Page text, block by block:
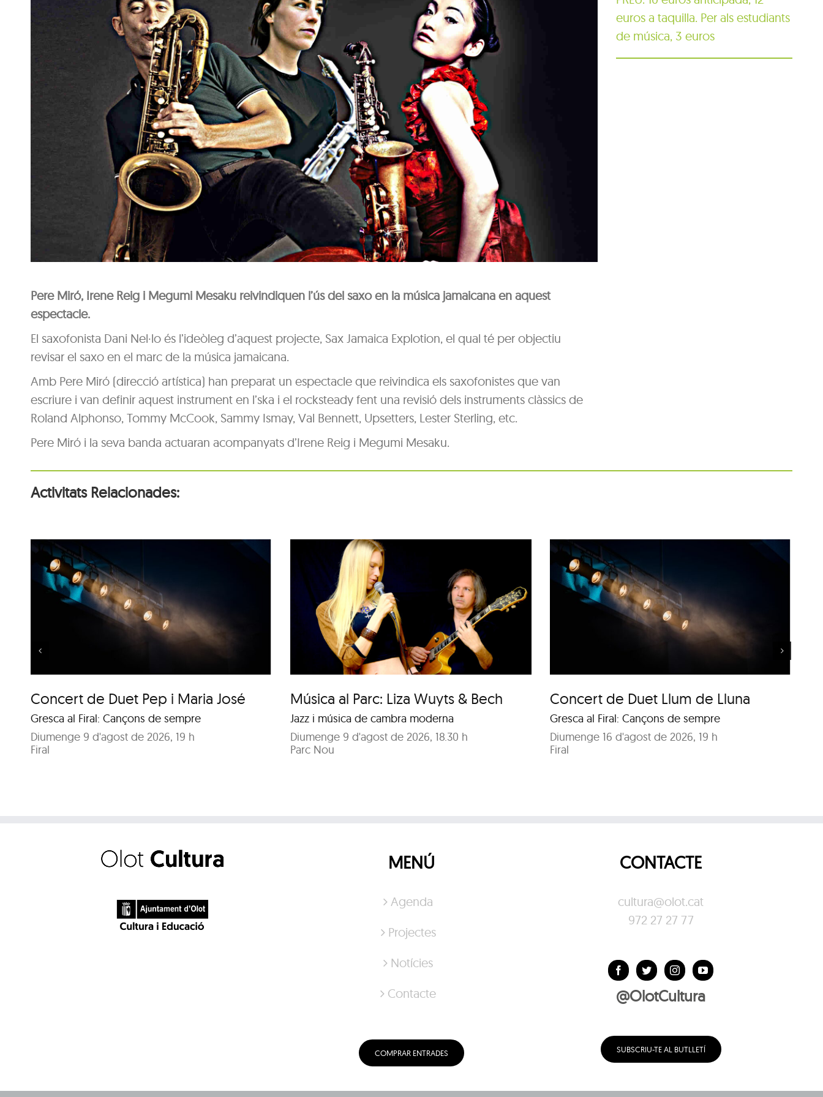
Pere Miró, Irene Reig i Megumi Mesaku reivindiquen l’ús del saxo en la música jamaicana en aquest
espectacle.
El saxofonista Dani Nel·lo és l’ideòleg d’aquest projecte, Sax Jamaica Explotion, el qual té per objectiu
revisar el saxo en el marc de la música jamaicana.
Amb Pere Miró (direcció artística) han preparat un espectacle que reivindica els saxofonistes que van
escriure i van definir aquest instrument en l’ska i el rocksteady fent una revisió dels instruments clàssics de
Roland Alphonso, Tommy McCook, Sammy Ismay, Val Bennett, Upsetters, Lester Sterling, etc.
Pere Miró i la seva banda actuaran acompanyats d’Irene Reig i Megumi Mesaku.
euros a taquilla. Per als estudiants
de música, 3 euros
Activitats Relacionades:
Concert de Duet Pep i Maria José
Gresca al Firal: Cançons de sempre
Diumenge 9 d'agost de 2026, 19 h
Firal
Música al Parc: Liza
Wuyts & Bech
Música al Parc: Liza Wuyts & Bech
Jazz i música de cambra moderna
Diumenge 9 d'agost de 2026, 18.30 h
Parc Nou
Concert de Duet Llum de
Lluna
Concert de Duet Llum de Lluna
Gresca al Firal: Cançons de sempre
Diumenge 16 d'agost de 2026, 19 h
Firal
Música al Parc: Punch Trio
vs. Samuel Marthe
MENÚ
Agenda
Projectes
Notícies
Contacte
COMPRAR ENTRADES
CONTACTE
cultura@olot.cat
972 27 27 77
@OlotCultura
SUBSCRIU-TE AL BUTLLETÍ